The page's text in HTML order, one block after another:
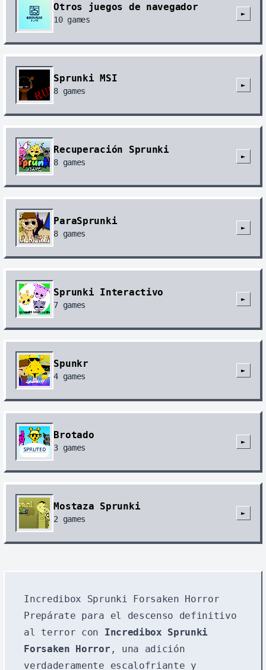
Otros juegos de navegador
10games
►
Sprunki MSI
8 games
►
Recuperación Sprunki
8 games
►
ParaSprunki
8 games
►
Sprunki Interactivo
7 games
►
Spunkr
4 games
►
Brotado
3 games
►
Mostaza Sprunki
2 games
►
Incredibox Sprunki Forsaken Horror
Prepárate para el descenso definitivo
al terror con Incredibox Sprunki
Forsaken Horror , una adición
verdaderamente escalofriante y